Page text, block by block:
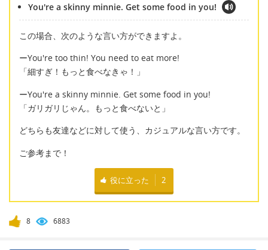
You're a skinny minnie. Get some food in you!
この場合、次のような言い方ができますよ。
ーYou're too thin! You need to eat more!
「細すぎ！もっと食べなきゃ！」
ーYou're a skinny minnie. Get some food in you!
「ガリガリじゃん。もっと食べないと」
どちらも友達などに対して使う、カジュアルな言い方です。
ご参考まで！
役に立った 2
8 6883